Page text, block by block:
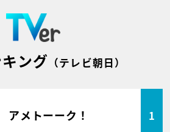
ング （テレビ朝日）
アメトーーク！ 1